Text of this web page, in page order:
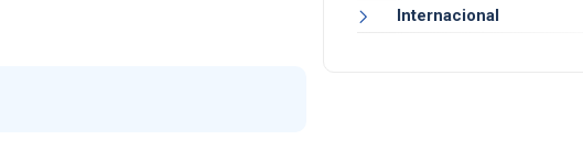
Internacional